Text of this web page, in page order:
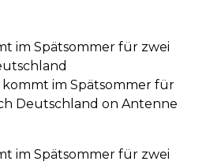
im Spätsommer für zwei
kommt im Spätsommer für
Deutschland on Antenne
im Spätsommer für zwei